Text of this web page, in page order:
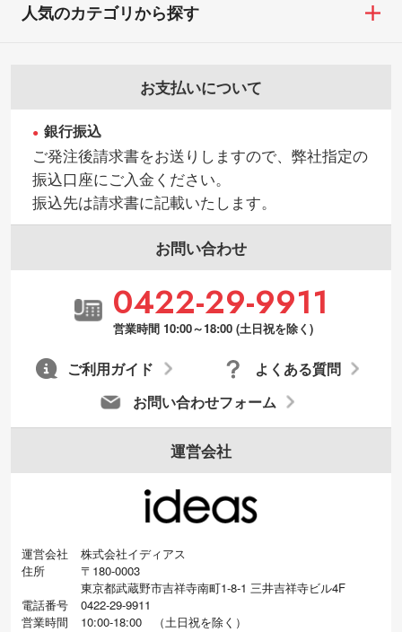
お支払いについて
銀行振込
ご発注後請求書をお送りしますので、弊社指定の
振込口座にご入金ください。
振込先は請求書に記載いたします。
お問い合わせ
0422-29-9911
営業時間 10:00～18:00 (土日祝を除く)
お問い合わせフォーム
よくある質問
ご利用ガイド
運営会社
運営会社
株式会社イディアス
住所
〒180-0003
東京都武蔵野市吉祥寺南町1-8-1 三井吉祥寺ビル4F
電話番号
0422-29-9911
営業時間
10:00-18:00 （土日祝を除く）
人気のカテゴリから探す